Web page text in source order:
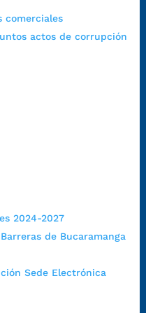
comerciales
actos de corrupción
2024-2027
de Bucaramanga
Sede Electrónica
ciudadanos-
disciplinario/